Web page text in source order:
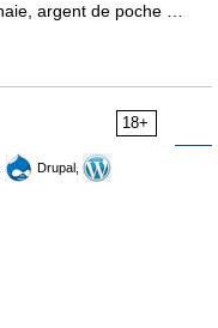
argent de poche …
18+
Drupal,